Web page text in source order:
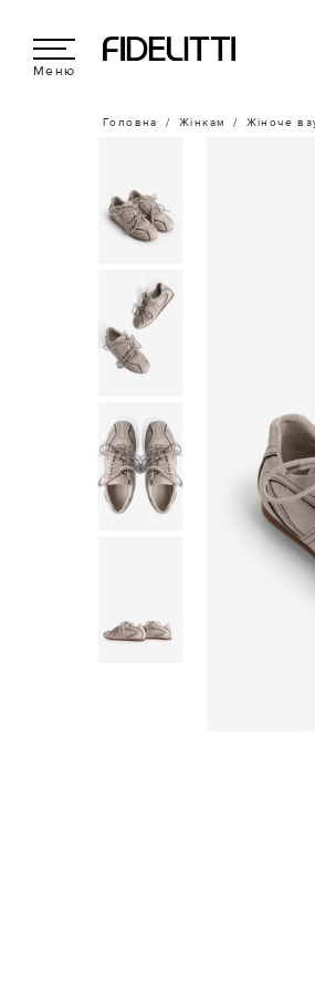
Меню
Головна Жінкам Жіноче